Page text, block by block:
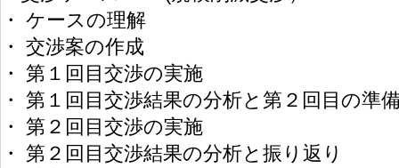
・ ケースの理解
・ 交渉案の作成
・ 第１回目交渉の実施
・ 第１回目交渉結果の分析と第２回目の準
・ 第２回目交渉の実施
・ 第２回目交渉結果の分析と振り返り